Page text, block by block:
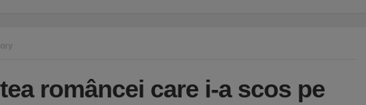
româncei care i-a scos pe